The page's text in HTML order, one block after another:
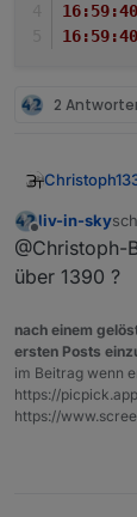
2
Offline
liv-in-sky
@Christoph-
über 1390 ?
nach einem
ersten Posts
im Beitrag wenn
https://
https://